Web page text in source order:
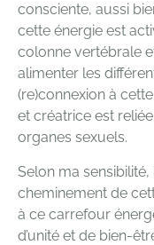
consciente, aussi
cette énergie est
colonne vertébrale
alimenter les
(re)connexion à
et créatrice est
organes sexuels.
Selon ma
cheminement de
à ce carrefour
d’unité et de bien-